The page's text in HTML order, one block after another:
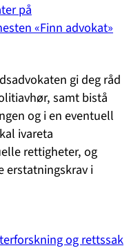
på
«Finn advokat»
gi deg råd
samt bistå
og i en eventuell
ivareta
rettigheter, og
erstatningskrav i
og rettssak